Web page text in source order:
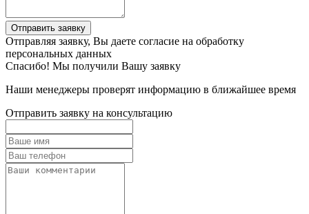
Отправить заявку
Отправляя заявку, Вы даете согласие на обработку
персональных данных
Спасибо! Мы получили Вашу заявку
Наши менеджеры проверят информацию в ближайшее время
Отправить заявку на консультацию